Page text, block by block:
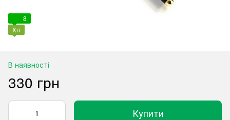
8
Хіт
В наявності
330 грн
Купити